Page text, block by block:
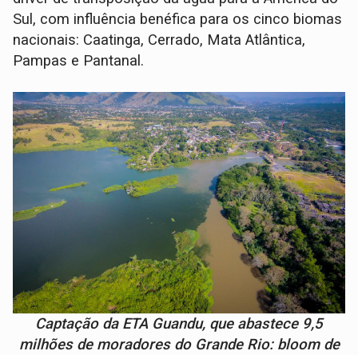
Sul, com influência benéfica para os cinco biomas
nacionais: Caatinga, Cerrado, Mata Atlântica,
Pampas e Pantanal.
Captação da ETA Guandu, que abastece 9,5
milhões de moradores do Grande Rio: bloom de